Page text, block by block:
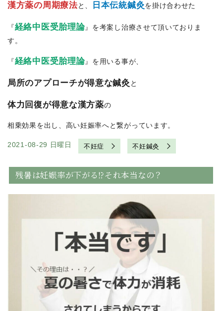
漢方薬の周期療法と、 日本伝統鍼灸を掛け合わせた
『経絡中医受胎理論』を考案し治療させて頂いておりま
す。
『経絡中医受胎理論』を用いる事が、
局所のアプローチが得意な鍼灸 と
体力回復が得意な漢方薬の
相乗効果を出し、高い妊娠率へと繋がっています。
2021-08-29 日曜日 不妊症 不妊鍼灸
残暑は妊娠率が下がる⁉️それ本当なの？